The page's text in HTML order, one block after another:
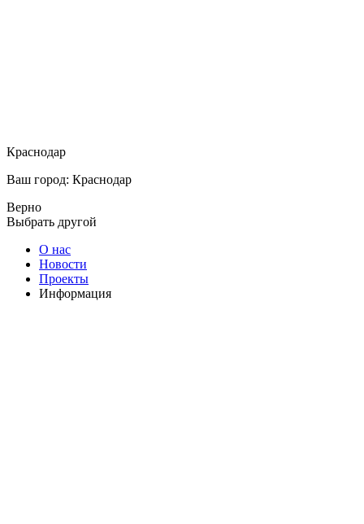
Краснодар
Ваш город: Краснодар
Верно
Выбрать другой
О нас
Новости
Проекты
Информация